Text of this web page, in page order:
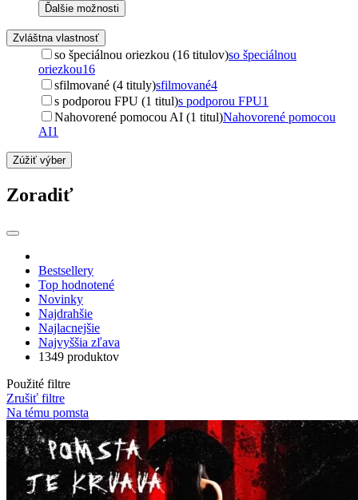
Ďalšie možnosti
Zvláštna vlastnosť
so špeciálnou oriezkou (16 titulov)so špeciálnou
oriezkou16
sfilmované (4 tituly)sfilmované4
s podporou FPU (1 titul)s podporou FPU1
Nahovorené pomocou AI (1 titul)Nahovorené pomocou
AI1
Zúžiť výber
Zoradiť
Bestsellery
Top hodnotené
Novinky
Najdrahšie
Najlacnejšie
Najvyššia zľava
1349 produktov
Použité filtre
Zrušiť filtre
Na tému pomsta